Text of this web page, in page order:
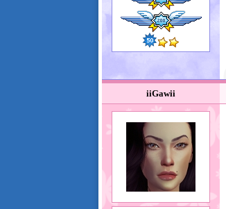
iiGawii